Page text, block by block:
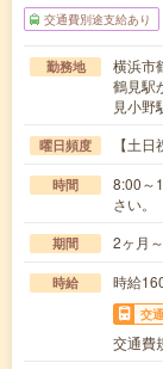
交通費別途支給あり
勤務地
横浜市
鶴見駅
見小野
曜日頻度 【土
時間
8:00～
さい。
期間 2ヶ月
時給 時給
交
交通費